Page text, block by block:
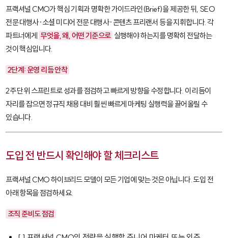
프랙셔널 CMO가 핵심 기획과 명확한 가이드라인(Brief)을 제공한 뒤, SEO
전문 대행사·소셜 미디어 전문 대행사·콘텐츠 프리랜서 등을 지휘합니다. 각
파트너에게 무엇을, 왜, 어떤 기준으로 실행해야 하는지를 명확히 전달하는
것이 핵심입니다.
2단계: 운영 리듬 안착
2주 단위 스프린트로 성과를 점검하고 빠르게 방향을 수정합니다. 이 리듬이
자리를 잡으면 정규직 채용 대비 훨씬 빠르게 마케팅 실행력을 끌어올릴 수
있습니다.
도입 전 반드시 확인해야 할 체크리스트
프랙셔널 CMO 하이브리드 모델이 모든 기업에 맞는 것은 아닙니다. 도입 전
아래 항목을 점검하세요.
조직 준비도 점검